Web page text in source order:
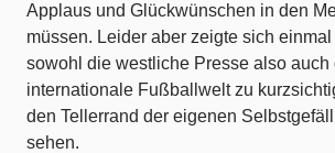
Applaus und Glückwünschen in den
müssen. Leider aber zeigte sich einmal
sowohl die westliche Presse also auch
internationale Fußballwelt zu
den Tellerrand der eigenen
sehen.